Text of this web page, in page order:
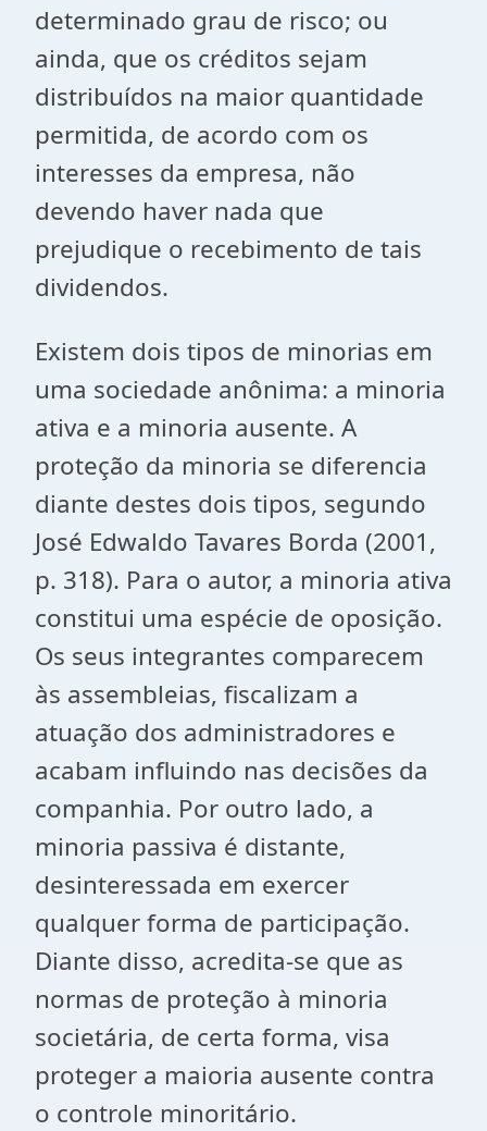
determinado grau de risco; ou
ainda, que os créditos sejam
distribuídos na maior quantidade
permitida, de acordo com os
interesses da empresa, não
devendo haver nada que
prejudique o recebimento de tais
dividendos.
Existem dois tipos de minorias em
uma sociedade anônima: a minoria
ativa e a minoria ausente. A
proteção da minoria se diferencia
diante destes dois tipos, segundo
José Edwaldo Tavares Borda (2001,
p. 318). Para o autor, a minoria ativa
constitui uma espécie de oposição.
Os seus integrantes comparecem
às assembleias, fiscalizam a
atuação dos administradores e
acabam influindo nas decisões da
companhia. Por outro lado, a
minoria passiva é distante,
desinteressada em exercer
qualquer forma de participação.
Diante disso, acredita-se que as
normas de proteção à minoria
societária, de certa forma, visa
proteger a maioria ausente contra
o controle minoritário.